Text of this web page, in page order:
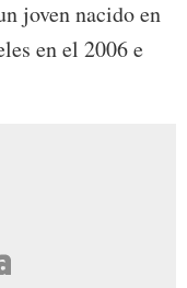
joven nacido en
en el 2006 e